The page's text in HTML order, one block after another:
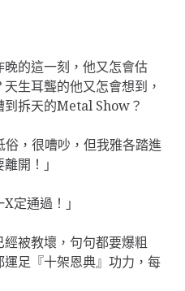
的這一刻，他又怎會估
生耳聾的他又怎會想到，
到拆天的Metal Show？
，很嘈吵，但我雅各踏進
開！」
定通過！」
被教壞，句句都要爆粗
足『十架恩典』功力，每